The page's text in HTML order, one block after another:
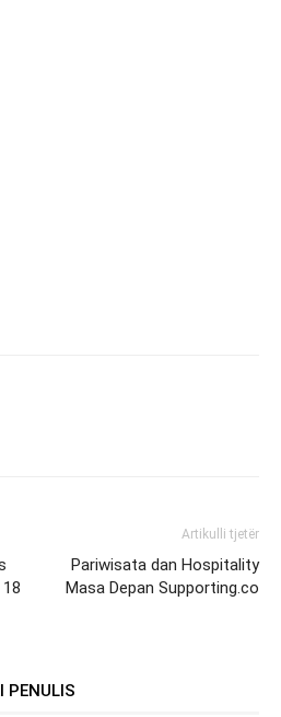
Artikulli tjetër
Pariwisata dan Hospitality
Masa Depan Supporting.co
PENULIS